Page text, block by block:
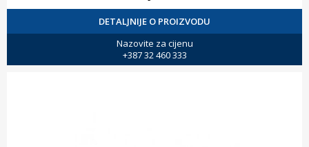
DETALJNIJE O PROIZVODU
Nazovite za cijenu
+387 32 460 333